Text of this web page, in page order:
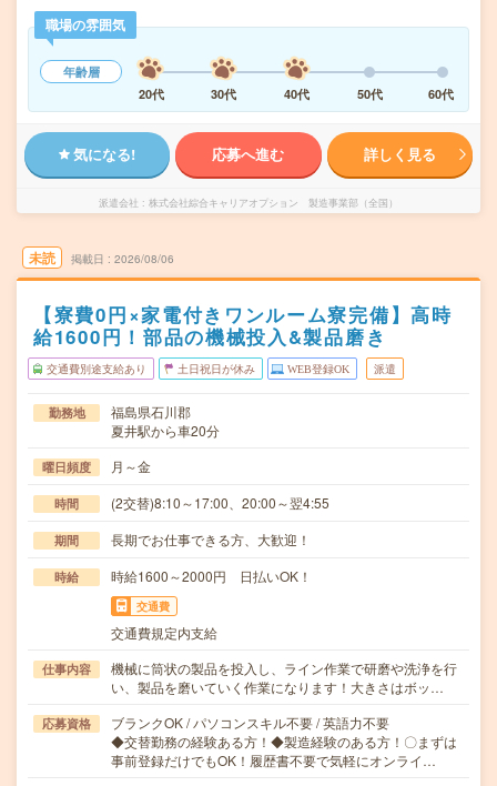
職場の雰囲気
年齢層
20代
30代 40代 50代 60代
気になる! 応募へ進む 詳しく見る
派遣会社 株式会社綜合キャリアオプション 製造事業部（全国）
未読 掲載日 2026/08/06
【寮費0円×家電付きワンルーム寮完備】高時
給1600円！部品の機械投入&製品磨き
交通費別途支給あり 土日祝日が休み WEB登録OK 派遣
勤務地
福島県石川郡
夏井駅から車20分
曜日頻度 月～金
時間 (2交替)8:10～17:00、20:00～翌4:55
期間 長期でお仕事できる方、大歓迎！
時給 時給1600～2000円 日払いOK！
交通費
交通費規定内支給
仕事内容
機械に筒状の製品を投入し、ライン作業で研磨や洗浄を行
い、製品を磨いていく作業になります！大きさはボッ…
応募資格
ブランクOK / パソコンスキル不要 / 英語力不要
◆交替勤務の経験ある方！◆製造経験のある方！〇まずは
事前登録だけでもOK！履歴書不要で気軽にオンライ…